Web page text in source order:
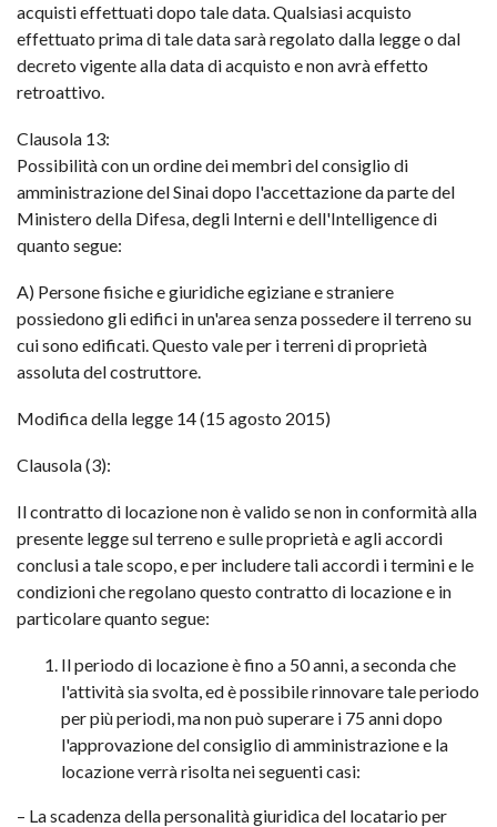
acquisti effettuati dopo tale data. Qualsiasi acquisto
effettuato prima di tale data sarà regolato dalla legge o dal
decreto vigente alla data di acquisto e non avrà effetto
retroattivo.
Clausola 13:
Possibilità con un ordine dei membri del consiglio di
amministrazione del Sinai dopo l'accettazione da parte del
Ministero della Difesa, degli Interni e dell'Intelligence di
quanto segue:
A) Persone fisiche e giuridiche egiziane e straniere
possiedono gli edifici in un'area senza possedere il terreno su
cui sono edificati. Questo vale per i terreni di proprietà
assoluta del costruttore.
Modifica della legge 14 (15 agosto 2015)
Clausola (3):
Il contratto di locazione non è valido se non in conformità alla
presente legge sul terreno e sulle proprietà e agli accordi
conclusi a tale scopo, e per includere tali accordi i termini e le
condizioni che regolano questo contratto di locazione e in
particolare quanto segue:
Il periodo di locazione è fino a 50 anni, a seconda che
l'attività sia svolta, ed è possibile rinnovare tale periodo
per più periodi, ma non può superare i 75 anni dopo
l'approvazione del consiglio di amministrazione e la
locazione verrà risolta nei seguenti casi:
– La scadenza della personalità giuridica del locatario per